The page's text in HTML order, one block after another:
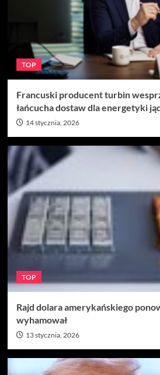
TOP
Francuski producent turbin
łańcucha dostaw dla energetyki
14 stycznia, 2026
TOP
Rajd dolara amerykańskiego
wyhamował
13 stycznia, 2026